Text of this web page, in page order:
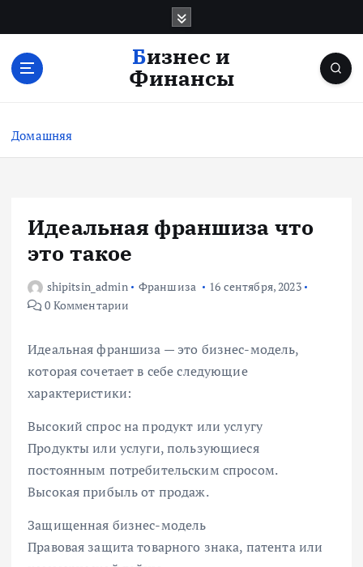
с
Бизнес и
Финансы
Домашняя
Идеальная франшиза что
это такое
shipitsin_admin Франшиза
16 сентября, 2023
0 Комментарии
Идеальная франшиза — это бизнес-модель,
которая сочетает в себе следующие
характеристики:
Высокий спрос на продукт или услугу
Продукты или услуги, пользующиеся
постоянным потребительским спросом.
Высокая прибыль от продаж.
Защищенная бизнес-модель
Правовая защита товарного знака, патента или